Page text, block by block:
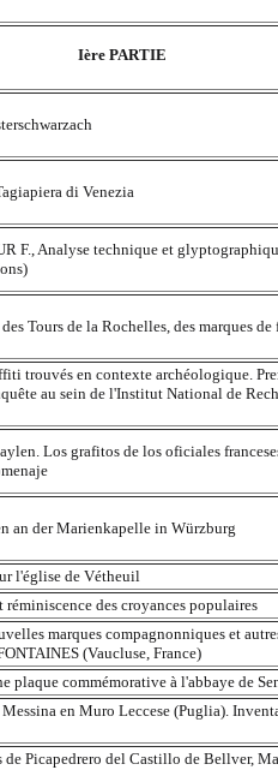
Ière PARTIE
di Venezia
F., Analyse technique et
Tours de la Rochelles, des marques
trouvés en contexte archéologique.
au sein de l'Institut National de
Los grafitos de los oficiales
an der Marienkapelle in Würzburg
l'église de Vétheuil
des croyances populaires
marques compagnonniques et
(Vaucluse, France)
plaque commémorative à l'abbaye de
en Muro Leccese (Puglia).
de Picapedrero del Castillo de Bellver,